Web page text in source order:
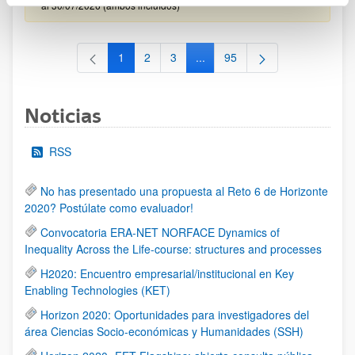
al 30/07/2026 (ambos incluídos)
Página
1 Página
2 Página
3 ...Páginas intermedias Use TAB
Página
95
Noticias
RSS
No has presentado una propuesta al Reto 6 de Horizonte
2020? Postúlate como evaluador!
Convocatoria ERA-NET NORFACE Dynamics of
Inequality Across the Life-course: structures and processes
H2020: Encuentro empresarial/institucional en Key
Enabling Technologies (KET)
Horizon 2020: Oportunidades para investigadores del
área Ciencias Socio-económicas y Humanidades (SSH)